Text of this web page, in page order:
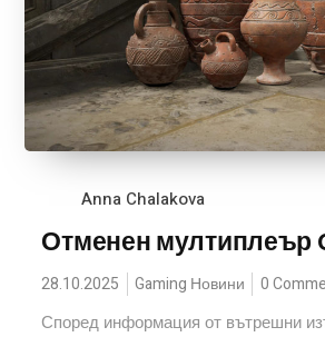
Anna Chalakova
Отменен мултиплеър
28.10.2025 Gaming Новини 0
Според информация от вътрешни